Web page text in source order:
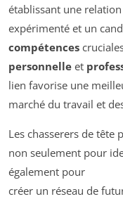
établissant une
expérimenté et un
compétences
personnelle et
lien favorise une
marché du travail et
Les chasserers de
non seulement pour
également pour
créer un réseau de